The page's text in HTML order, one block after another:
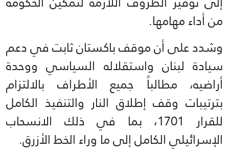
من أداء مهامها.
وشدد على أن موقف باكستان ثابت في دعم
سيادة لبنان واستقلاله السياسي ووحدة
أراضيه، مطالباً جميع الأطراف بالالتزام
بترتيبات وقف إطلاق النار والتنفيذ الكامل
للقرار 1701، بما في ذلك الانسحاب
الإسرائيلي الكامل إلى ما وراء الخط الأزرق.